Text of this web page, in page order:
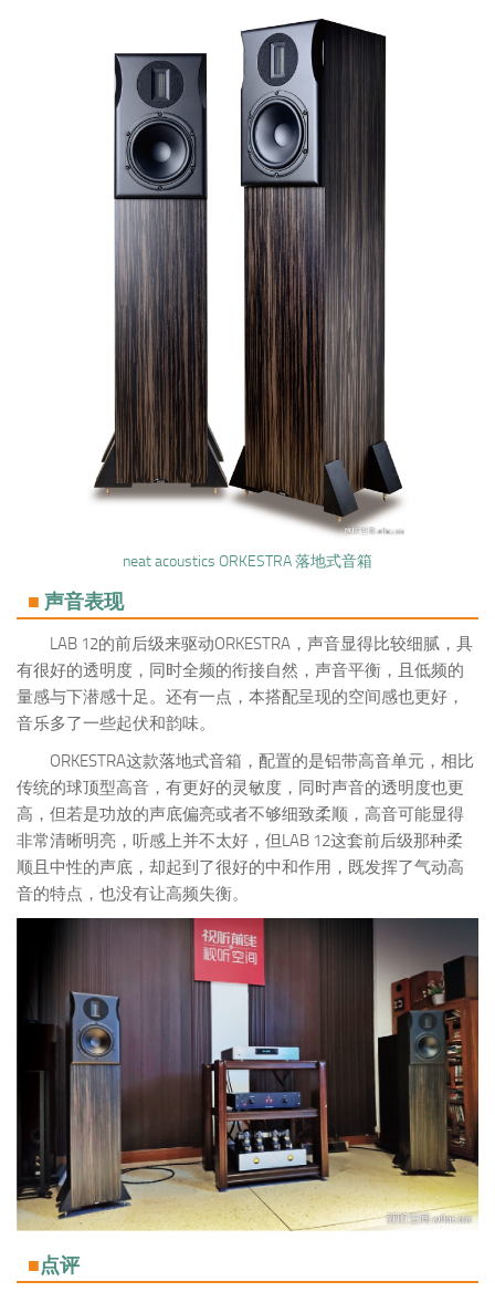
neat acoustics ORKESTRA 落地式音箱
■ 声音表现
LAB 12的前后级来驱动ORKESTRA，声音显得比较细腻，具
有很好的透明度，同时全频的衔接自然，声音平衡，且低频的
量感与下潜感十足。还有一点，本搭配呈现的空间感也更好，
音乐多了一些起伏和韵味。
ORKESTRA这款落地式音箱，配置的是铝带高音单元，相比
传统的球顶型高音，有更好的灵敏度，同时声音的透明度也更
高，但若是功放的声底偏亮或者不够细致柔顺，高音可能显得
非常清晰明亮，听感上并不太好，但LAB 12这套前后级那种柔
顺且中性的声底，却起到了很好的中和作用，既发挥了气动高
音的特点，也没有让高频失衡。
■点评